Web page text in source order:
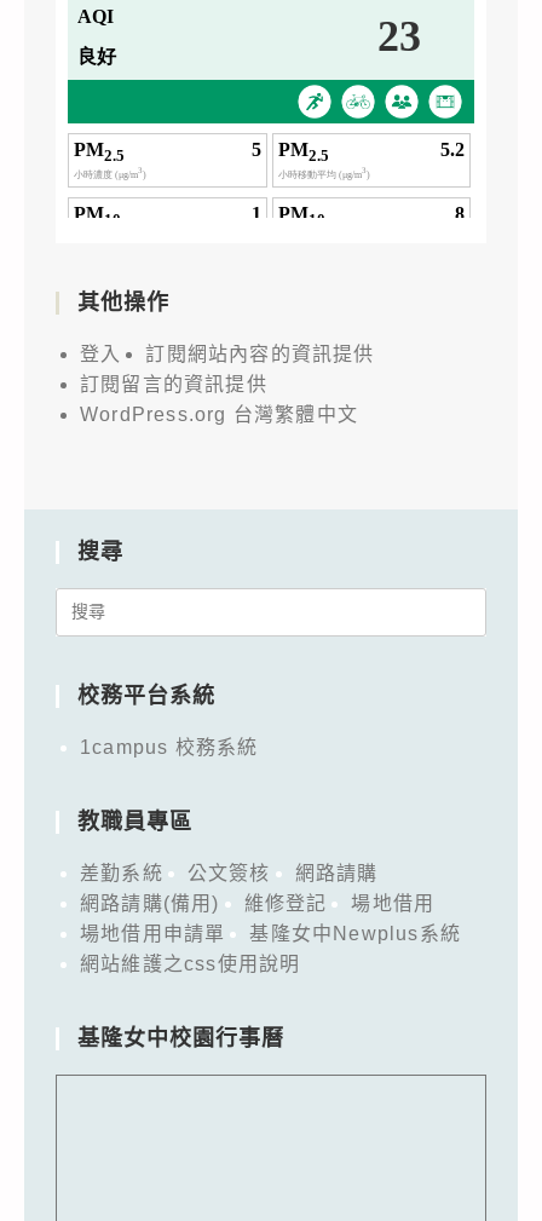
其他操作
登入
訂閱網站內容的資訊提供
訂閱留言的資訊提供
WordPress.org 台灣繁體中文
搜尋
Search
校務平台系統
1campus 校務系統
教職員專區
差勤系統 公文簽核
網路請購
網路請購(備用)
維修登記
場地借用
場地借用申請單
基隆女中Newplus系統
網站維護之css使用說明
基隆女中校園行事曆